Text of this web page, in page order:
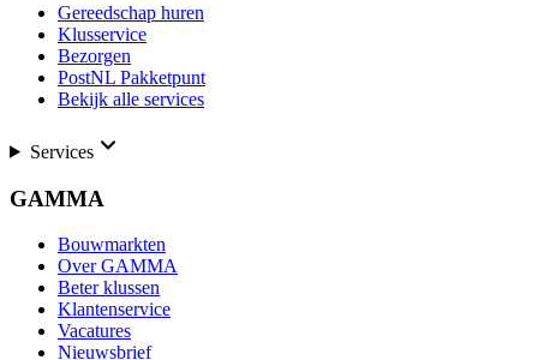
Gereedschap huren
Klusservice
Bezorgen
PostNL Pakketpunt
Bekijk alle services
Services
GAMMA
Bouwmarkten
Over GAMMA
Beter klussen
Klantenservice
Vacatures
Nieuwsbrief